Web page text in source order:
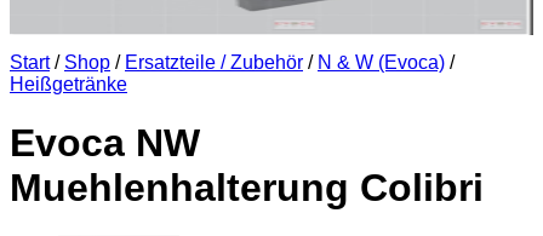
Start / Shop / Ersatzteile / Zubehör / N & W (Evoca) /
Heißgetränke
Evoca NW
Muehlenhalterung Colibri